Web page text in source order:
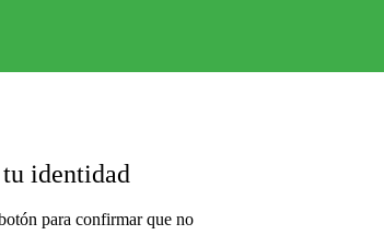
identidad
para confirmar que no